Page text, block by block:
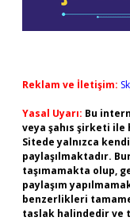
Reklam ve İletişim:
Yasal Uyarı: Bu
veya şahıs şirketi ile
Sitede yalnızca
paylaşılmaktadır.
taşımamakta olup,
paylaşım
benzerlikleri
taslak halindedir ve